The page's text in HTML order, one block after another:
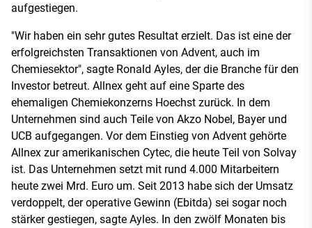
aufgestiegen.
"Wir haben ein sehr gutes Resultat erzielt. Das ist eine der
erfolgreichsten Transaktionen von Advent, auch im
Chemiesektor", sagte Ronald Ayles, der die Branche für den
Investor betreut. Allnex geht auf eine Sparte des
ehemaligen Chemiekonzerns Hoechst zurück. In dem
Unternehmen sind auch Teile von Akzo Nobel, Bayer und
UCB aufgegangen. Vor dem Einstieg von Advent gehörte
Allnex zur amerikanischen Cytec, die heute Teil von Solvay
ist. Das Unternehmen setzt mit rund 4.000 Mitarbeitern
heute zwei Mrd. Euro um. Seit 2013 habe sich der Umsatz
verdoppelt, der operative Gewinn (Ebitda) sei sogar noch
stärker gestiegen, sagte Ayles. In den zwölf Monaten bis